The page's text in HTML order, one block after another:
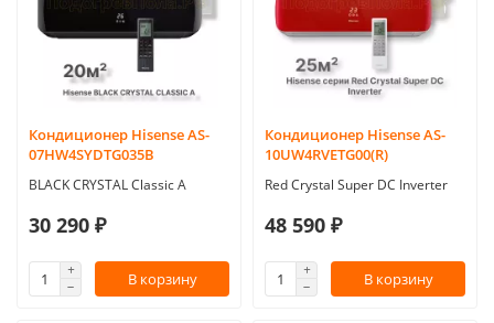
Кондиционер Hisense AS-
07HW4SYDTG035В
BLACK CRYSTAL Classic A
30 290 ₽
В корзину
Кондиционер Hisense AS-
10UW4RVETG00(R)
Red Crystal Super DC Inverter
48 590 ₽
В корзину